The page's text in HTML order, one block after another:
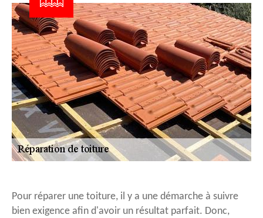
Pour réparer une toiture, il y a une démarche à suivre
bien exigence afin d'avoir un résultat parfait. Donc,